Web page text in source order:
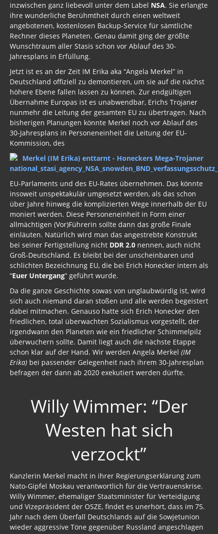
inzwischen ganz liebevoll unter dem Label NSA. Sie erlangte
ihre wunderliche Berühmtheit durch einen weltweit
angebotenen, kostenlosen Backup-Service für sämtliche
Rechner dieses Planeten. Genau damit ging der größte
Wunschtraum aller Stasis schon vor Ablauf des 30-
Jahresplans in Erfüllung.
Jetzt ist es an der Zeit IM Erika aka “Angela Merkel” in
Deutschland offiziell zu demontieren, um sie auf die nächst
höhere Ebene fallen lassen zu können. Zur endgültigen
Übernahme Europas ist es unabwendbar, Erichs Trojaner
nunmehr die Leitung der gesamten EU zu übertragen. Nach
bisherigen Planungen könnte Merkel noch vor Ablauf des
30-Jahresplans in Personeneinheit die Leitung der EU-
Kommission, des
EU-Parlaments und des EU-Rates übernehmen. Das könnte
insoweit unspektakulär umgesetzt werden, als das schon
über Jahre hinweg die komplizierten Wege innerhalb der EU
moniert werden. Diese Personeneinheit in Form einer
allmächtigen (Vor)Führerin sollte dann das große Finale
einläuten. Natürlich wird man das angestrebte Konstrukt
bei seiner Fertigstellung nicht DDR 2.0 nennen, auch nicht
Groß-Deutschland. Es bleibt bei der unscheinbaren und
schlichten Bezeichnung EU, die bei Erich Honecker intern als
“Euer Untergang” geführt wurde.
Da die ganze Geschichte sowas von unglaubwürdig ist, wird
sich auch niemand daran stoßen und alle werden begeistert
dabei mitmachen. Genauso hatte sich Erich Honecker den
friedlichen, total überwachten Sozialismus vorgestellt, der
irgendwann den Planeten wie ein friedlicher Schimmelpilz
überwuchern sollte. Damit liegt auch die nächste Etappe
schon klar auf der Hand. Wir werden Angela Merkel (IM
Erika) bei passender Gelegenheit nach ihrem 30-Jahresplan
befragen der dann ab 2020 exekutiert werden dürfte.
Willy Wimmer: “Der
Westen hat sich
verzockt”
Kanzlerin Merkel macht in ihrer Regierungserklärung zum
Nato-Gipfel Moskau verantwortlich für die Vertrauenskrise.
Willy Wimmer, ehemaliger Staatsminister für Verteidigung
und Vizepräsident der OSZE, findet es unerhört, dass im 75.
Jahr nach dem Überfall Deutschlands auf die Sowjetunion
wieder aggressive Töne gegenüber Russland angeschlagen